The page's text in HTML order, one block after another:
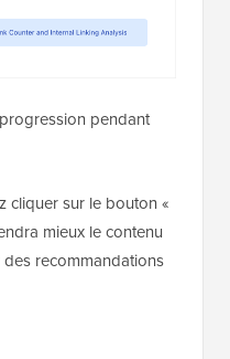
pendant
cliquer sur le bouton «
mieux le contenu
recommandations